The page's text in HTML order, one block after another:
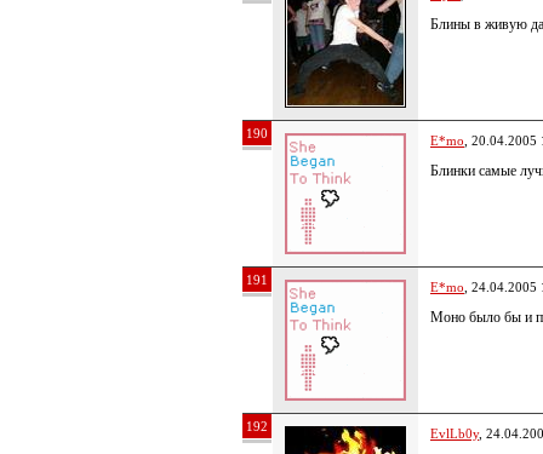
Блины в живую
190 E*mo , 20.04.2005
Блинки самые
191 E*mo , 24.04.2005
Моно было бы и
192 EvlLb0y,